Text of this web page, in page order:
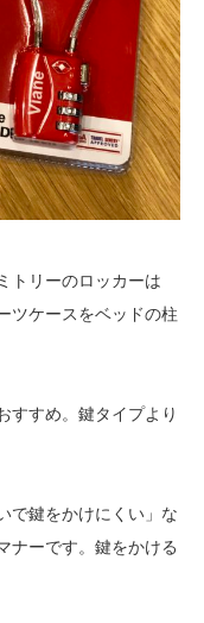
トリーのロッカーは
ツケースをベッドの柱
すすめ。鍵タイプより
で鍵をかけにくい」な
ナーです。鍵をかける